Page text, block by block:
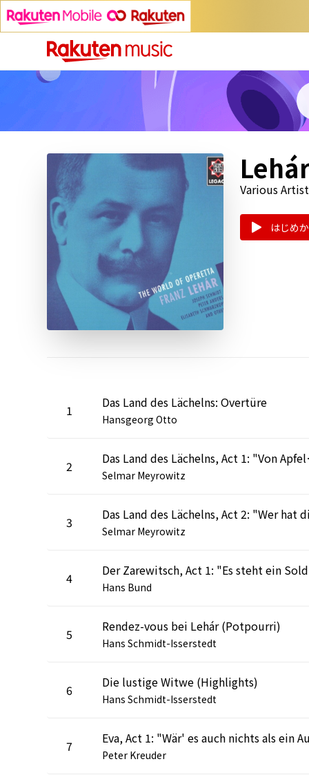
Various
はじめ
1 Das Land des Lächelns: Overtüre
Hansgeorg Otto
2 Das
Selmar Meyrowitz
3
Selmar Meyrowitz
4
Hans Bund
5 Rendez-vous bei Lehár (Potpourri)
Hans Schmidt-Isserstedt
6 Die lustige Witwe (Highlights)
Hans Schmidt-Isserstedt
7
Peter Kreuder